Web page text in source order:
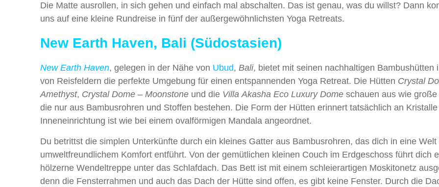
Die Matte ausrollen, in sich gehen und einfach mal abschalten. Das ist genau, was du willst? Dann
uns auf eine kleine Rundreise in fünf der außergewöhnlichsten Yoga Retreats.
New Earth Haven, Bali (Südostasien)
New Earth Haven, gelegen in der Nähe von Ubud, Bali, bietet mit seinen nachhaltigen Bambushütten
von Reisfeldern die perfekte Umgebung für einen entspannenden Yoga Retreat. Die Hütten Crystal
Amethyst, Crystal Dome – Moonstone und die Villa Akasha Eco Luxury Dome schauen aus wie
die nur aus Bambusrohren und Stoffen bestehen. Die Form der Hütten erinnert tatsächlich an
Inneneinrichtung ist wie bei einem ovalförmigen Mandala angeordnet.
Du betrittst die simplen Unterkünfte durch ein kleines Gatter aus Bambusrohren, das dich in eine Welt
umweltfreundlichem Komfort entführt. Von der gemütlichen kleinen Couch im Erdgeschoss führt dich
hölzerne Wendeltreppe unter das Schlafdach. Das Bett ist mit einem schleierartigen Moskitonetz
denn die Fensterrahmen und auch das Dach der Hütte sind offen, es gibt keine Fenster. Durch die